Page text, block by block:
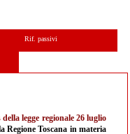
Rif. passivi
legge regionale 26 luglio
Regione Toscana in materia